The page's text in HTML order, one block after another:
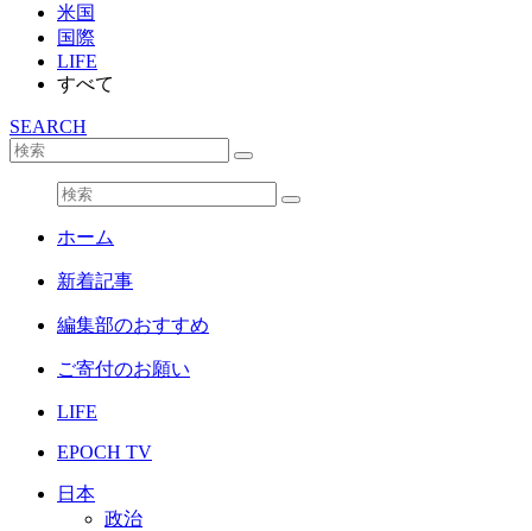
米国
国際
LIFE
すべて
SEARCH
ホーム
新着記事
編集部のおすすめ
ご寄付のお願い
LIFE
EPOCH TV
日本
政治